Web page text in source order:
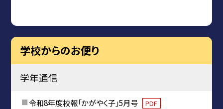
学校からのお便り
学年通信
令和8年度校報「かがやく子」5月号 PDF